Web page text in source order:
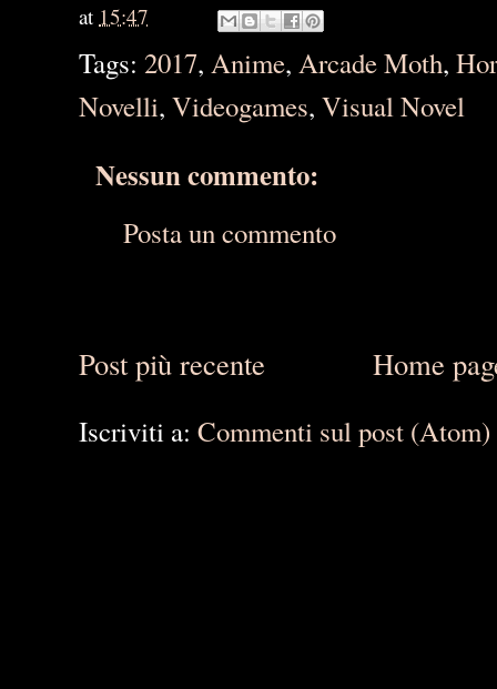
at 15:47
Tags:2017,Anime,Arcade Moth,
Novelli,Videogames,Visual Novel
Nessun commento:
Posta un commento
Post più recente Home
Iscriviti a:Commenti sul post (Atom)